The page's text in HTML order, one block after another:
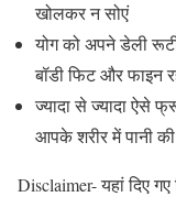
खोलकर न सोएं
योग को अपने डेली
बॉडी फिट और फाइन
ज्यादा से ज्यादा ऐसे
आपके शरीर में पानी
Disclaimer- यहां दिए